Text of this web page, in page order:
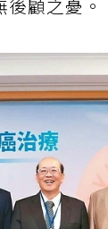
顧之憂。